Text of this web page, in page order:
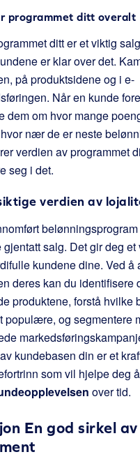
programmet ditt overalt
ditt er et viktig
er klar over det.
på produktsidene og i e-
Når en kunde
dem om hvor mange
nær de er neste
verdien av programmet
seg i det.
verdien av
gjentatt salg. Det gir deg
kundene dine. Ved å
deres kan du identifisere
produktene, forstå hvilke
populære, og segmentere
kundebasen din er et
som vil hjelpe deg
over tid.
En god sirkel av